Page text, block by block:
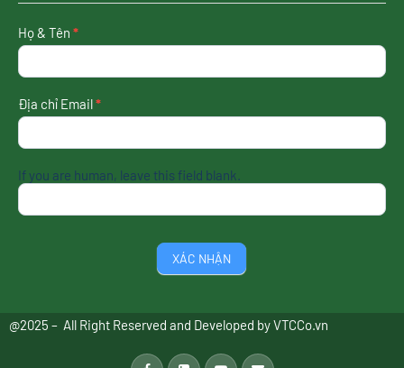
nhận
tin
nhất
Họ & Tên *
Địa chỉ Email*
If you are human, leave this field blank.
XÁC NHẬN
@2025 – All Right Reserved and Developed byVTCCo.vn